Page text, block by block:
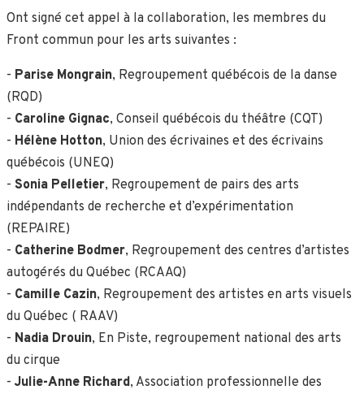
Ont signé cet appel à la collaboration, les membres du
Front commun pour les arts suivant·es :
- Parise Mongrain, Regroupement québécois de la danse
(RQD)
- Caroline Gignac, Conseil québécois du théâtre (CQT)
- Hélène Hotton, Union des écrivaines et des écrivains
québécois (UNEQ)
- Sonia Pelletier, Regroupement de pairs des arts
indépendants de recherche et d’expérimentation
(REPAIRE)
- Catherine Bodmer, Regroupement des centres d’artistes
autogérés du Québec (RCAAQ)
- Camille Cazin, Regroupement des artistes en arts visuels
du Québec ( RAAV)
- Nadia Drouin, En Piste, regroupement national des arts
du cirque
- Julie-Anne Richard, Association professionnelle des